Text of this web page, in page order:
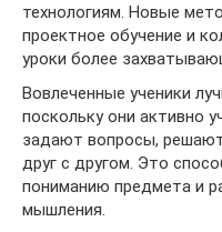
технологиям. Новые
проектное обучение и
уроки более
Вовлеченные ученики
поскольку они активно
задают вопросы,
друг с другом. Это
пониманию предмета и
мышления.